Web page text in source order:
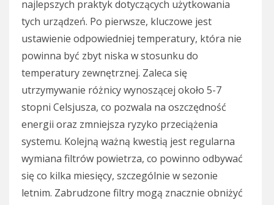
najlepszych praktyk dotyczących użytkowania
tych urządzeń. Po pierwsze, kluczowe jest
ustawienie odpowiedniej temperatury, która nie
powinna być zbyt niska w stosunku do
temperatury zewnętrznej. Zaleca się
utrzymywanie różnicy wynoszącej około 5-7
stopni Celsjusza, co pozwala na oszczędność
energii oraz zmniejsza ryzyko przeciążenia
systemu. Kolejną ważną kwestią jest regularna
wymiana filtrów powietrza, co powinno odbywać
się co kilka miesięcy, szczególnie w sezonie
letnim. Zabrudzone filtry mogą znacznie obniżyć